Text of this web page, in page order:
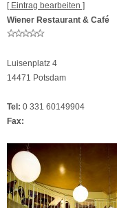
[ Eintrag bearbeiten ]
Wiener Restaurant & Café
Luisenplatz 4
14471 Potsdam
Tel: 0 331 60149904
Fax: